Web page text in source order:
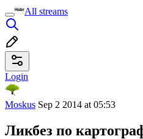
All streams
Login
Moskus Sep 2 2014 at 05:53
Ликбез по